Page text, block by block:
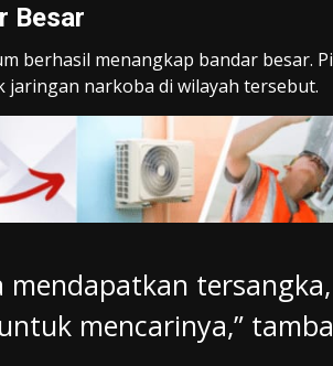
Besar
berhasil menangkap bandar besar.
jaringan narkoba di wilayah tersebut.
mendapatkan
mencarinya,”